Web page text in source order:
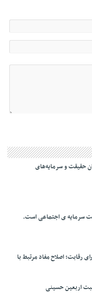
حقیقت و سرمایه‌های
سرمایه ی اجتماعی است.
رقابت؛ اصلاح مفاد مرتبط با
اربعین حسینی